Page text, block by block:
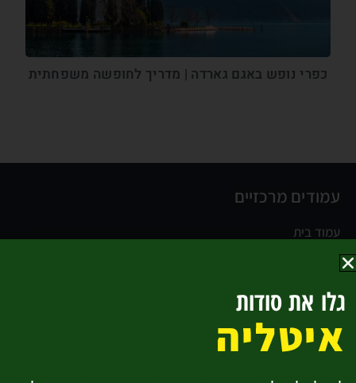
כפרי נופש באגם גארדה | מדריך לחופשה משפחתית
עמודים מרכזיים
עמוד בית
צפון איטליה
דרום איטליה
מסלולי טיול וטיפים ממטיילים
מי אנחנו
גלו את סודות
איטליה